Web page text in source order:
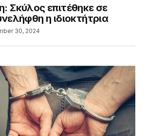
Σκύλος επιτέθηκε σε
η ιδιοκτήτρια
30, 2024